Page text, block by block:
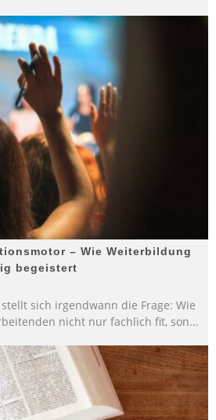
– Wie Weiterbildung
begeistert
sich irgendwann die Frage: Wie
nicht nur fachlich fit, son...